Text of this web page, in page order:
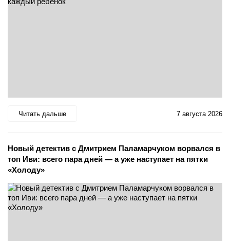
Читать дальше 7 августа 2026
Новый детектив с Дмитрием Паламарчуком ворвался в
топ Иви: всего пара дней — а уже наступает на пятки
«Холоду»